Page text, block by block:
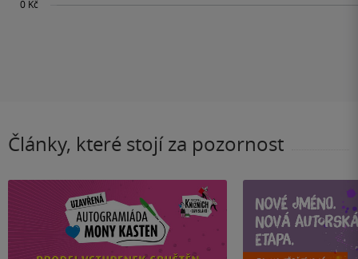
Články, které stojí za pozornost